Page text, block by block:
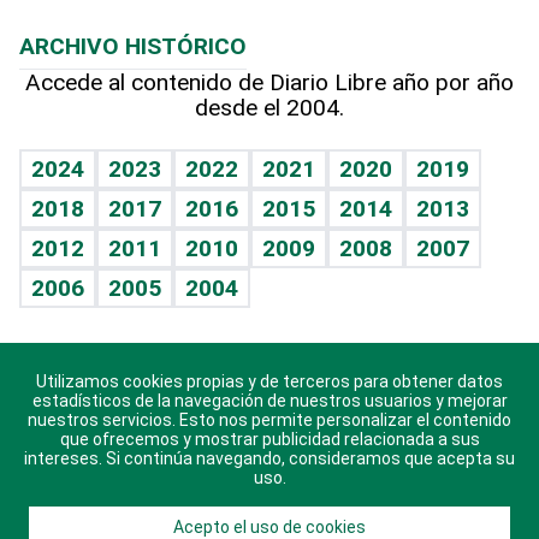
Hablando con el pediatra
Vida y familia
Eñe
Celebrando la vida
Sin complejos
En pocas palabras
Escuchando al corazón
Economía Personal
BRV
TBT Deportivo
Columnistas
Más firmas
Hecho en casa
Guía del dinero
Cumpleaños
Horóscopos
Juegos
ARCHIVO HISTÓRICO
Accede al contenido de Diario Libre año por año
desde el 2004.
2024 2023 2022 2021 2020
2019
2018
2017 2016 2015 2014
2013
2012
2011 2010 2009 2008
2007
2006
2005 2004
Descarga nuestras aplicaciones para Android, iOS y
sistema Huawei.
Utilizamos cookies propias y de terceros para obtener datos
estadísticos de la navegación de nuestros usuarios y mejorar
nuestros servicios. Esto nos permite personalizar el contenido
que ofrecemos y mostrar publicidad relacionada a sus
intereses. Si continúa navegando, consideramos que acepta su
uso.
Acepto el uso de cookies